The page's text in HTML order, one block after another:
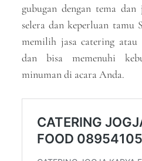
gubugan dengan tema
selera dan keperluan tamu
memilih jasa catering atau
dan bisa memenuhi
minuman di acara Anda.